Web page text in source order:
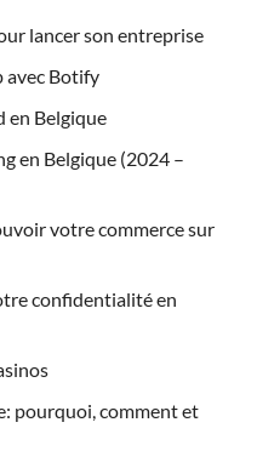
lancer son entreprise
avec Botify
en Belgique
en Belgique (2024 –
votre commerce sur
confidentialité en
pourquoi, comment et